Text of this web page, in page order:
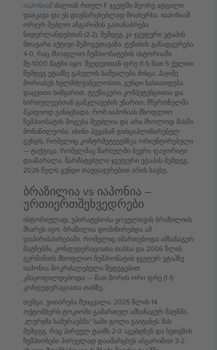
იაპონიამ ძალიან რთულ F ჯგუფში მეორე ადგილი
დაიკავა და ეს დაუმარცხებლად მოახერხა. იაპონიამ
ორჯერ შეძლო ანგარიშის გათანაბრება
ნიდერლანდებთან (2-2), შემდეგ კი ჯგუფური ეტაპის
მთავარი აქტივი შემოგვთავაზა: ტუნისის განადგურება
4-0, რაც მსოფლიო ჩემპიონატების ისტორიაში
მე-1000 მატჩი იყო. შვედეთთან ფრე (1-1) მათ 5 ქულით
შემდეგ ეტაპზე გასვლის საშუალება მისცა. ჰაჯიმე
მორიასუს ხელმძღვანელობით, გუნდი ხასიათდება
დაცვითი სიმყარით, ტექნიკური კომპეტენციითა და
სირთულეებთან გამკლავების უნარით; მწვრთნელმა
მკაფიოდ განაცხადა, რომ იაპონიას მსოფლიო
ჩემპიონატის მოგება შეუძლია და არა მხოლოდ მასში
მონაწილეობა. ისინი ჰგვანან დისციპლინირებულ
გუნდს, რომელიც კონტრშეტევებზეა ორიენტირებული
— ტაქტიკა, რომელმაც წარსულში ბევრი ფავორიტი
დააზარალა. წარმატებული ჯგუფური ეტაპის შემდეგ,
2026 წელს გუნდი თავდაჯერებით არის სავსე.
ბრაზილია vs იაპონია –
ურთიერთშეხვედრები
ისტორიულად, უპირატესობა ყოველთვის ბრაზილიის
მხარეს იყო. ბრაზილია დომინირებდა ამ
დაპირისპირებაში, რომელიც იმართებოდა ამხანაგურ
მატჩებში, კონფედერაციათა თასსა და 2006 წლის
გერმანიის მსოფლიო ჩემპიონატის ჯგუფურ ეტაპზე.
იაპონია მოკრძალებული შედეგებით
კმაყოფილდებოდა — მათ შორის ორი ფრე (1-1)
კონფედერაციათა თასზე.
თუმცა, ვითარება შეიცვალა. 2025 წლის 14
ოქტომბერს ტოკიოში გამართულ ამხანაგურ მატჩში,
„ლურჯმა სამურაებმა“ სამი გოლი გაიტანეს მას
შემდეგ, რაც პირველ ტაიმს 2-0 აგებდნენ და ხუთგზის
ჩემპიონები პირველად დაამარცხეს ანგარიშით 3-2.